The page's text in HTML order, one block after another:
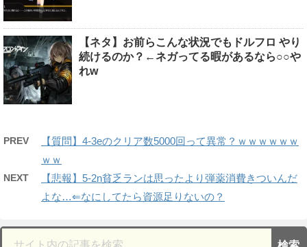
【ネタ】お前らこんな状況でもドルフロ やり
続けるのか？←ネガってる暇があるなら○○や
れw
PREV
【質問】4-3eのクリア数5000回って異常？ｗｗｗｗｗｗ
ｗｗ
NEXT
【悲報】5-2n貧乏ランは思ったより弾薬消費きついんだ
よな…⇐なにしてたら資源足りないの？